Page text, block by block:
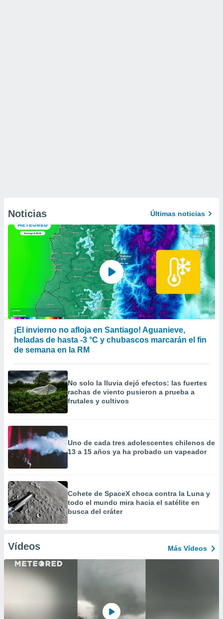
Noticias Últimas noticias
¡El invierno no afloja en Santiago! Aguanieve,
heladas de hasta -3 °C y chubascos marcarán el fin
de semana en la RM
No solo la lluvia dejó efectos: las fuertes
rachas de viento pusieron a prueba a
frutales y cultivos
Uno de cada tres adolescentes chilenos de
13 a 15 años ya ha probado un vapeador
Cohete de SpaceX choca contra la Luna y
todo el mundo mira hacia el satélite en
busca del cráter
Vídeos Más Vídeos